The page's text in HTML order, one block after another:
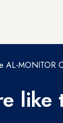
AL-MONITOR
like